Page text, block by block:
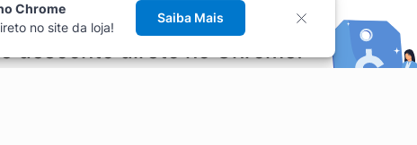
desconto direto no Chrome!
Chrome
no site da loja!
Saiba Mais